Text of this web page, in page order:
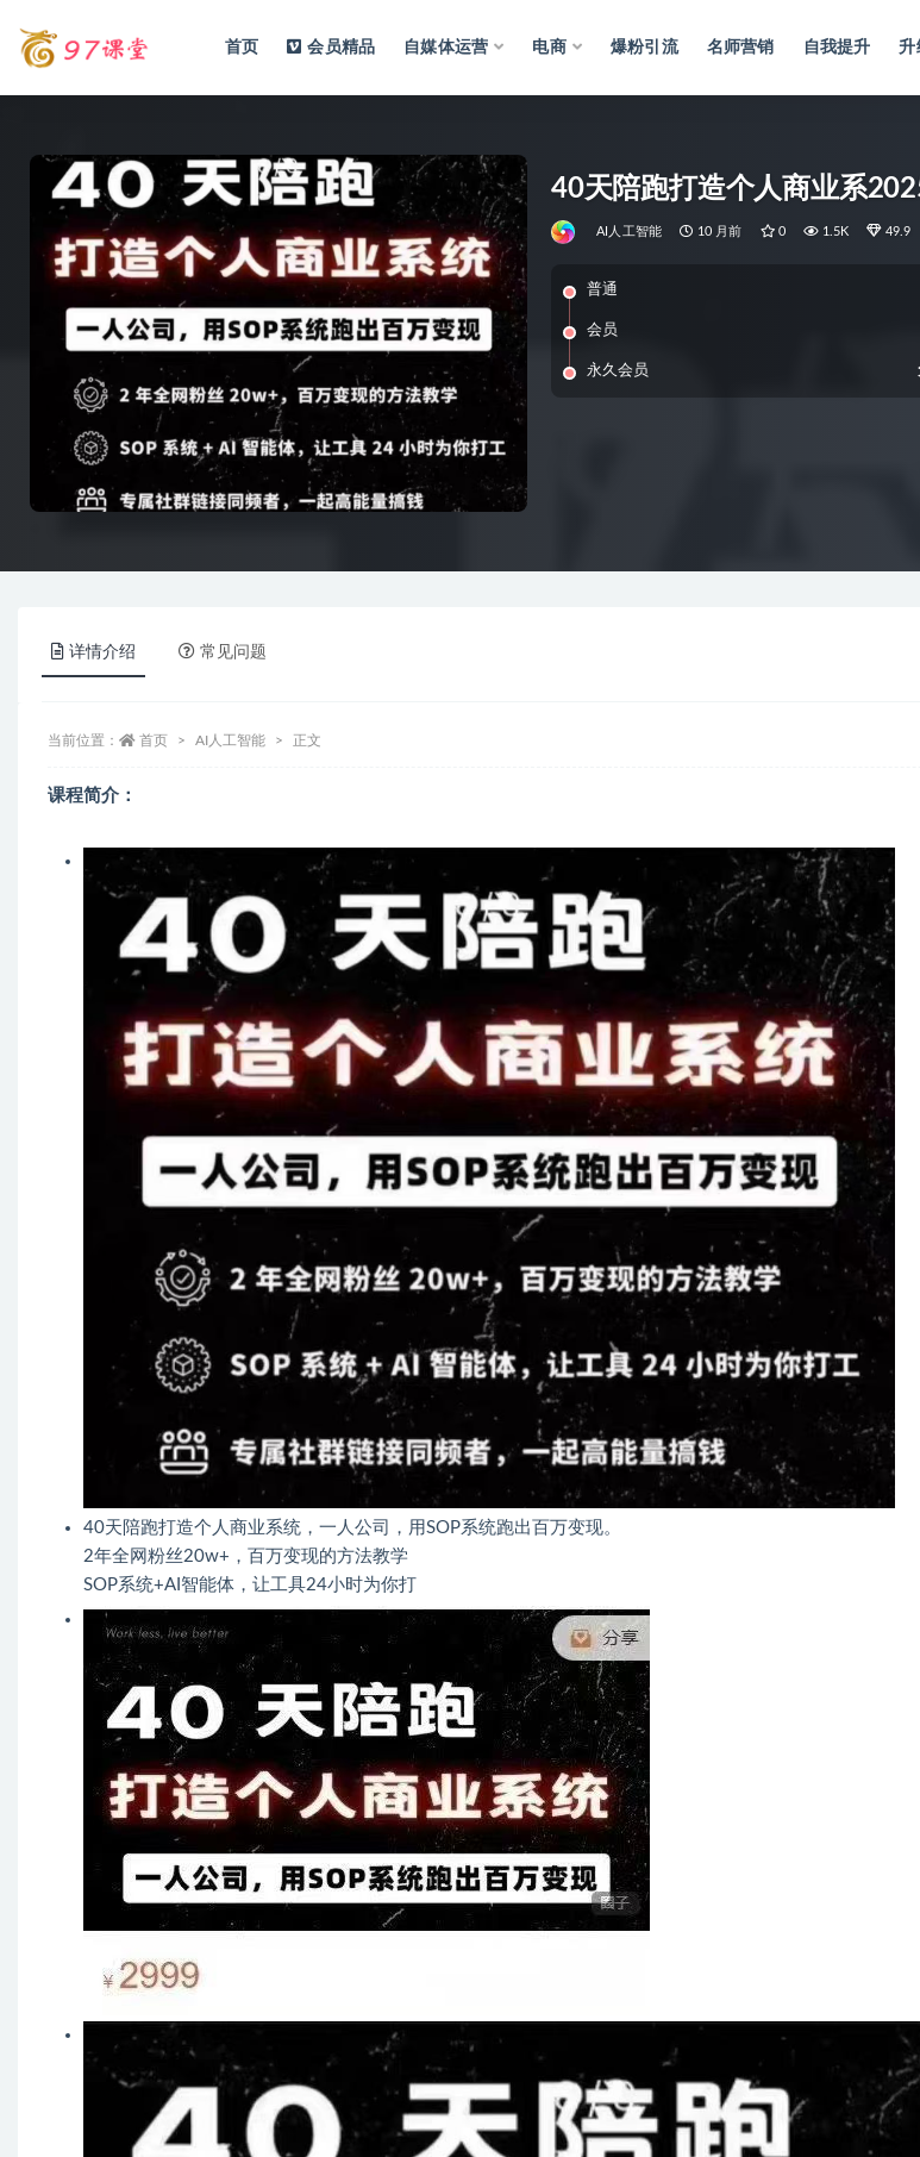
首页 会员精品 自媒体运营 电商 爆粉引流 名师营销 自我提升 升
40天陪跑打造个人商业系
AI人工智能 10 月前 0 1.5K 49.9
普通
会员
永久会员
详情介绍 常见问题
当前位置： 首页 AI人工智能 正文
课程简介：
40天陪跑打造个人商业系统，一人公司，用SOP系统跑出百万变现。
2年全网粉丝20w+，百万变现的方法教学
SOP系统+AI智能体，让工具24小时为你打